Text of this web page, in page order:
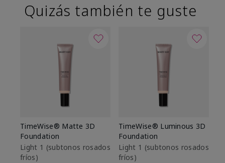
Quizás también te guste
TimeWise® Matte 3D
Foundation
Light 1​ (subtonos rosados
fríos)
TimeWise® Luminous 3D
Foundation
Light 1​ (subtonos rosados
fríos)